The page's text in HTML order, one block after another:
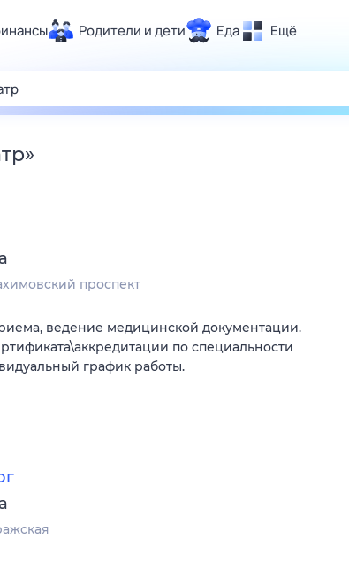
Родители и дети Еда Ещё
Развлечения и отдых
Гороскопы
»
проспект
ведение медицинской документации.
по специальности
график работы.